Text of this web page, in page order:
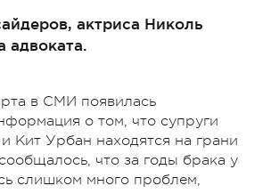
актриса Николь
адвоката.
в СМИ появилась
о том, что супруги
Кит Урбан находятся на грани
что за годы брака у
слишком много проблем,